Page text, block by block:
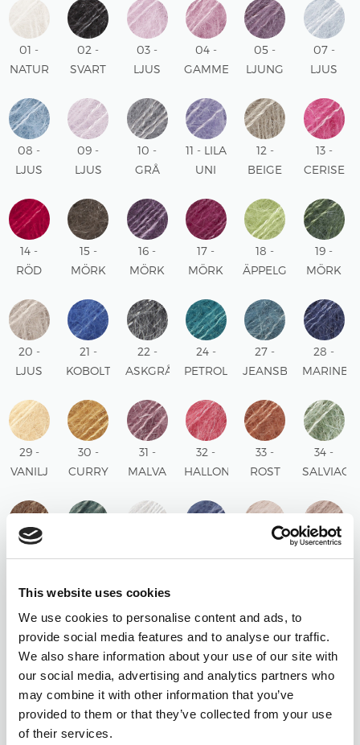
This website uses cookies
We use cookies to personalise content and ads, to
provide social media features and to analyse our traffic.
We also share information about your use of our site with
our social media, advertising and analytics partners who
may combine it with other information that you’ve
provided to them or that they’ve collected from your use
of their services.
01 -
NATUR
02 -
SVART
03 -
LJUS
UNI
04 -
GAMMELROSA
05 -
LJUNG
07 -
LJUS
UNI
08 -
LJUS
UNI
09 -
LJUS
UNI
10 -
GRÅ
11 - LILA
UNI
12 -
BEIGE
13 -
CERISE
14 -
RÖD
15 -
MÖRK
UNI
16 -
MÖRK
UNI
17 -
MÖRK
UNI
18 -
ÄPPELGRÖN
19 -
MÖRK
UNI
20 -
LJUS
UNI
21 -
KOBOLTBLÅ
22 -
ASKGRÅ
24 -
PETROL
27 -
JEANSBLÅ
28 -
29 -
VANILJ
30 -
CURRY
31 -
MALVA
32 -
HALLON
33 -
ROST
34 -
UNI
UNI
UNI
42 -
MANDEL
UNI
44 -
MÅNSKEN
UNI
45 -
SOFT
MINT
UNI
46 -
KÖRSBÄR
SORBET
UNI
47 -
PISTAGEGLASS
UNI
48 -